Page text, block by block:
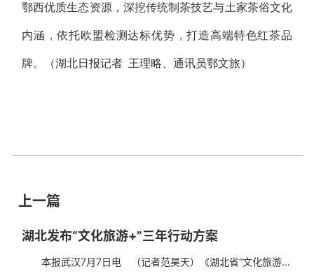
鄂西优质生态资源，深挖传统制茶技艺与土家茶俗文化
内涵，依托欧盟检测达标优势，打造高端特色红茶品
牌。 （湖北日报记者 王理略、通讯员鄂文旅）
上一篇
湖北发布“文化旅游+”三年行动方案
本报武汉7月7日电 （记者范昊天）《湖北省“文化旅游